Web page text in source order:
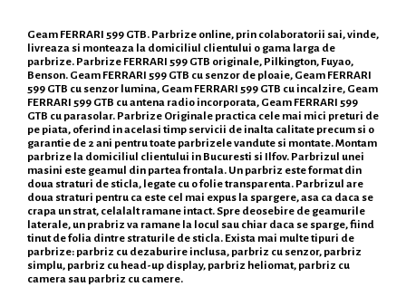
Geam FERRARI 599 GTB. Parbrize online, prin colaboratorii sai, vinde,
livreaza si monteaza la domiciliul clientului o gama larga de
parbrize. Parbrize FERRARI 599 GTB originale, Pilkington, Fuyao,
Benson. Geam FERRARI 599 GTB cu senzor de ploaie, Geam FERRARI
599 GTB cu senzor lumina, Geam FERRARI 599 GTB cu incalzire, Geam
FERRARI 599 GTB cu antena radio incorporata, Geam FERRARI 599
GTB cu parasolar. Parbrize Originale practica cele mai mici preturi de
pe piata, oferind in acelasi timp servicii de inalta calitate precum si o
garantie de 2 ani pentru toate parbrizele vandute si montate. Montam
parbrize la domiciliul clientului in Bucuresti si Ilfov. Parbrizul unei
masini este geamul din partea frontala. Un parbriz este format din
doua straturi de sticla, legate cu o folie transparenta. Parbrizul are
doua straturi pentru ca este cel mai expus la spargere, asa ca daca se
crapa un strat, celalalt ramane intact. Spre deosebire de geamurile
laterale, un prabriz va ramane la locul sau chiar daca se sparge, fiind
tinut de folia dintre straturile de sticla. Exista mai multe tipuri de
parbrize: parbriz cu dezaburire inclusa, parbriz cu senzor, parbriz
simplu, parbriz cu head-up display, parbriz heliomat, parbriz cu
camera sau parbriz cu camere.